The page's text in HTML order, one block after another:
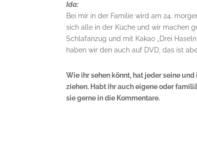
Ida:
Bei mir in der Familie wird am 24.
sich alle in der Küche und wir machen
Schlafanzug und mit Kakao „Drei
haben wir den auch auf DVD, das ist
Wie ihr sehen könnt, hat jeder seine
ziehen. Habt ihr auch eigene oder
sie gerne in die Kommentare.